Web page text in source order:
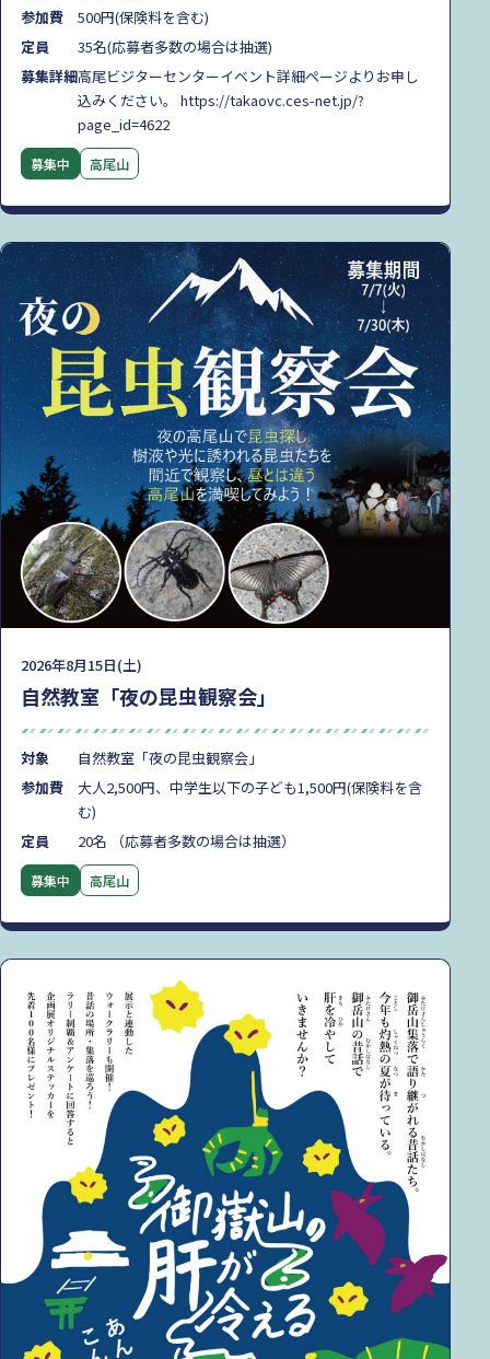
参加費
500円(保険料を含む)
定員
35名(応募者多数の場合は抽選)
募集詳細高尾ビジターセンターイベント詳細ページよりお申し
込みください。 https://takaovc.ces-net.jp/?
page_id=4622
募集中 高尾山
2026年8月15日(土)
自然教室「夜の昆虫観察会」
対象
自然教室「夜の昆虫観察会」
参加費
大人2,500円、中学生以下の子ども1,500円(保険料を含
む)
定員
20名 （応募者多数の場合は抽選）
募集中 高尾山